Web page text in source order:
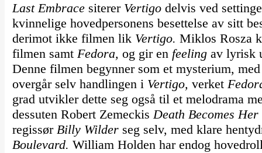
Last Embracesiterer Vertigodelvis ved
kvinnelige hovedpersonens besettelse av sitt
derimot ikke filmen lik Vertigo. Miklos Rosza
filmen samt Fedora, og gir en feeling av lyrisk
Denne filmen begynner som et mysterium,
overgår selv handlingen i Vertigo, verket
grad utvikler dette seg også til et melodrama
dessuten Robert ZemeckisDeath Becomes Her
regissør Billy Wilderseg selv, med klare
Boulevard. William Holden har endog